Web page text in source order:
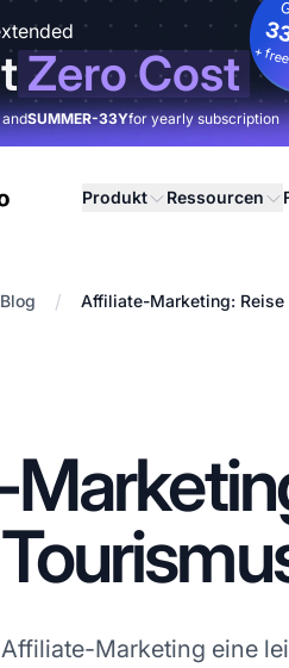
Zero Cost +
SUMMER-33Yfor yearly subscription
Produkt Ressourcen
/ Affiliate-Marketing: Reise
Marketing eine